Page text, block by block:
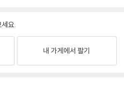
요.
내 가게에서 팔기